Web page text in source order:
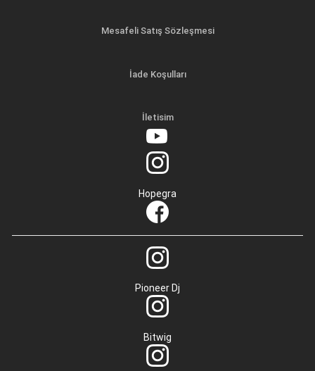
Mesafeli Satış Sözleşmesi
İade Koşulları
İletisim
Hopegra
Pioneer Dj
Bitwig